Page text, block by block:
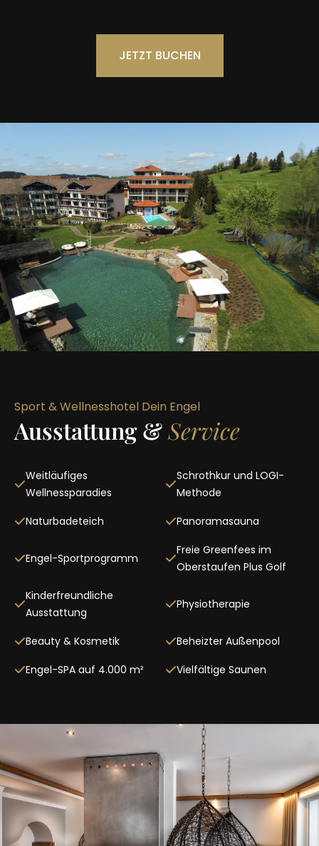
JETZT BUCHEN
Sport & Wellnesshotel Dein Engel
Ausstattung &Service
Weitläufiges
Wellnessparadies
Schrothkur und LOGI-
Methode
Naturbadeteich
Panoramasauna
Engel-Sportprogramm
Freie Greenfees im
Oberstaufen Plus Golf
Kinderfreundliche
Ausstattung
Physiotherapie
Beauty & Kosmetik
Beheizter Außenpool
Engel-SPA auf 4.000 m²
Vielfältige Saunen